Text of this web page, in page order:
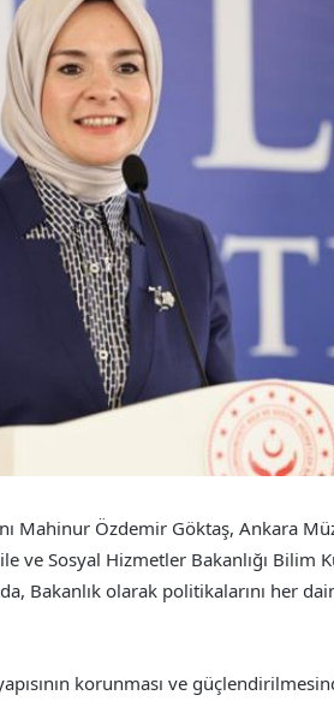
Mahinur Özdemir Göktaş, Ankara
ve Sosyal Hizmetler Bakanlığı Bilim
Bakanlık olarak politikalarını her
korunması ve